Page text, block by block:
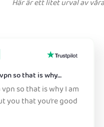
Här är ett litet urval av
so that is why…
so that is why I am
you that you’re good